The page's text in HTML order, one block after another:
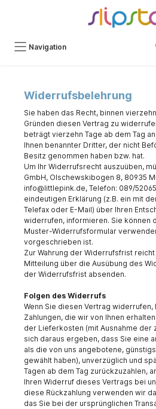
Navigation
Widerrufsbelehrung
Sie haben das Recht, binnen
Gründen diesen Vertrag zu
beträgt vierzehn Tage ab dem Tag
Ihnen benannter Dritter, der nicht
Besitz genommen haben bzw. hat.
Um Ihr Widerrufsrecht auszuüben,
GmbH, Olschewskibogen 8, 80935
info@littlepink.de, Telefon: 089/
eindeutigen Erklärung (z.B. ein mit
Telefax oder E-Mail) über Ihren
widerrufen, informieren. Sie können
Muster-Widerrufsformular
vorgeschrieben ist.
Zur Wahrung der Widerrufsfrist
Mitteilung über die Ausübung des
der Widerrufsfrist absenden.
Folgen des Widerrufs
Wenn Sie diesen Vertrag widerrufen,
Zahlungen, die wir von Ihnen
der Lieferkosten (mit Ausnahme der
sich daraus ergeben, dass Sie eine
als die von uns angebotene,
gewählt haben), unverzüglich und
Tagen ab dem Tag zurückzuzahlen,
Ihren Widerruf dieses Vertrags bei
diese Rückzahlung verwenden wir
das Sie bei der ursprünglichen